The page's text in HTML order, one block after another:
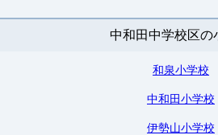
中和田中学校区の
和泉小学校
中和田小学校
伊勢山小学校